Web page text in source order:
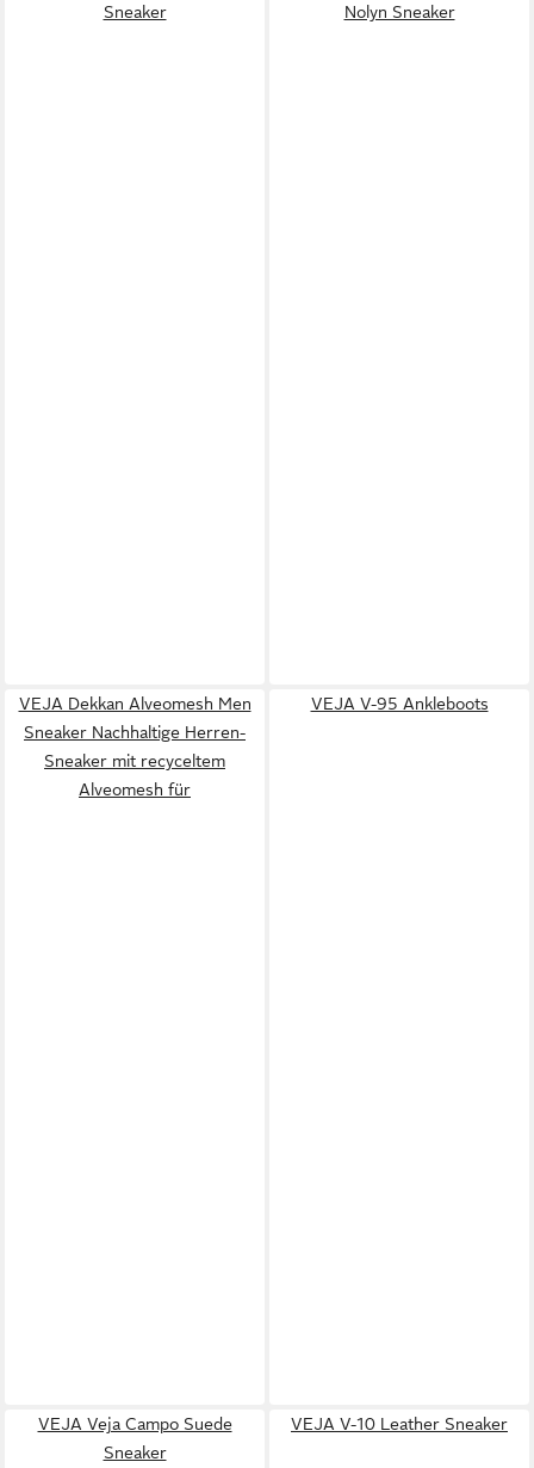
Sneaker
Nolyn Sneaker
VEJA Dekkan Alveomesh Men
Sneaker Nachhaltige Herren-
Sneaker mit recyceltem
Alveomesh für
VEJA V-95 Ankleboots
VEJA Veja Campo Suede
Sneaker
VEJA V-10 Leather Sneaker